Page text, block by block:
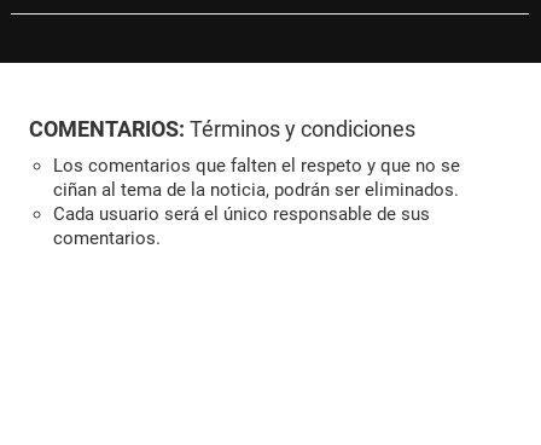
COMENTARIOS: Términos y condiciones
Los comentarios que falten el respeto y que no se
ciñan al tema de la noticia, podrán ser eliminados.
Cada usuario será el único responsable de sus
comentarios.